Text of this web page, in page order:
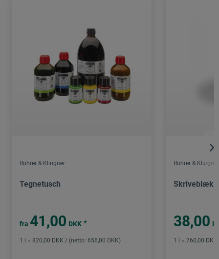
Rohrer & Klingner
Tegnetusch
fra 41,00 DKK *
1 l = 820,00 DKK / (netto: 656,00 DKK)
Rohrer & Klingner
Skriveblæk
38,00
1 l = 760,00